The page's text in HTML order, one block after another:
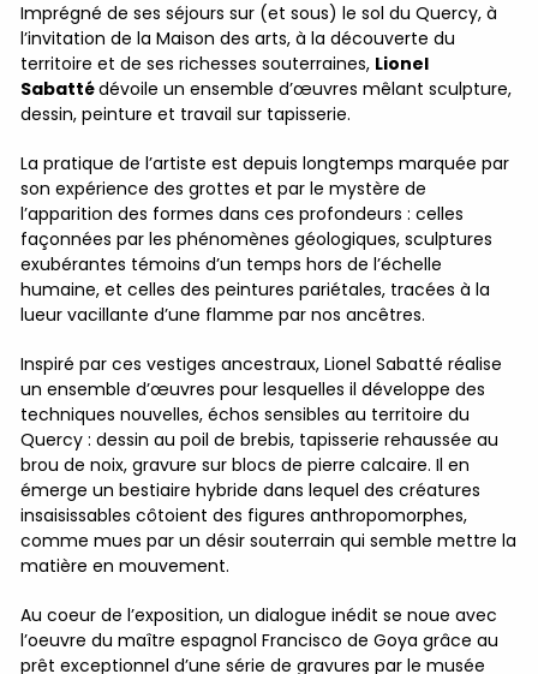
Imprégné de ses séjours sur (et sous) le sol du Quercy, à
l’invitation de la Maison des arts, à la découverte du
territoire et de ses richesses souterraines, Lionel
Sabattédévoile un ensemble d’œuvres mêlant sculpture,
dessin, peinture et travail sur tapisserie.
La pratique de l’artiste est depuis longtemps marquée par
son expérience des grottes et par le mystère de
l’apparition des formes dans ces profondeurs : celles
façonnées par les phénomènes géologiques, sculptures
exubérantes témoins d’un temps hors de l’échelle
humaine, et celles des peintures pariétales, tracées à la
lueur vacillante d’une flamme par nos ancêtres.
Inspiré par ces vestiges ancestraux, Lionel Sabatté réalise
un ensemble d’œuvres pour lesquelles il développe des
techniques nouvelles, échos sensibles au territoire du
Quercy : dessin au poil de brebis, tapisserie rehaussée au
brou de noix, gravure sur blocs de pierre calcaire. Il en
émerge un bestiaire hybride dans lequel des créatures
insaisissables côtoient des figures anthropomorphes,
comme mues par un désir souterrain qui semble mettre la
matière en mouvement.
Au coeur de l’exposition, un dialogue inédit se noue avec
l’oeuvre du maître espagnol Francisco de Goya grâce au
prêt exceptionnel d’une série de gravures par le musée